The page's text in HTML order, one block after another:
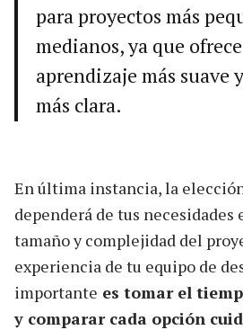
para proyectos más
medianos, ya que
aprendizaje más suave
más clara.
En última instancia, la
dependerá de tus necesidades
tamaño y complejidad del
experiencia de tu equipo de
importante es tomar el
y comparar cada opción